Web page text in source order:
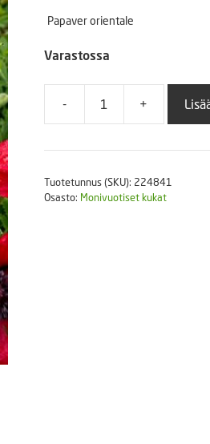
Papaver orientale
Varastossa
-
Idänunikko
määrä
+
Tuotetunnus (SKU): 224841
Osasto: Monivuotiset kukat